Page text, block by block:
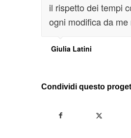
il rispetto dei tempi
ogni modifica da
Giulia Latini
Condividi questo